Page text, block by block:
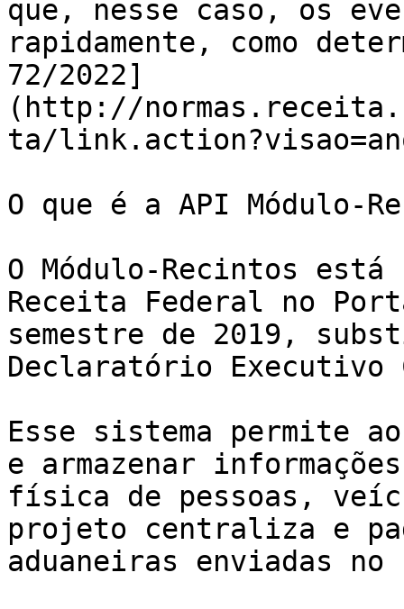
que, nesse caso, os
rapidamente, como
72/2022]
(http://
ta/
O que é a API Módulo-
O Módulo-Recintos está
Receita Federal no
semestre de 2019,
Declaratório Executivo
Esse sistema permite
e armazenar
física de pessoas,
projeto centraliza e
aduaneiras enviadas